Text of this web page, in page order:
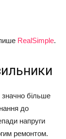
RealSimple.
більше
до
напруги
ремонтом.